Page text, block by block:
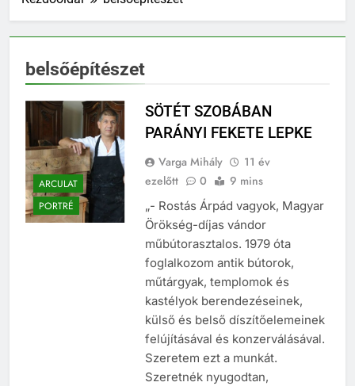
belsőépítészet
ARCULAT
PORTRÉ
SÖTÉT SZOBÁBAN
PARÁNYI FEKETE LEPKE
Varga Mihály
11 év
ezelőtt
0 9 mins
„- Rostás Árpád vagyok, Magyar
Örökség-díjas vándor
műbútorasztalos. 1979 óta
foglalkozom antik bútorok,
műtárgyak, templomok és
kastélyok berendezéseinek,
külső és belső díszítőelemeinek
felújításával és konzerválásával.
Szeretem ezt a munkát.
Szeretnék nyugodtan,